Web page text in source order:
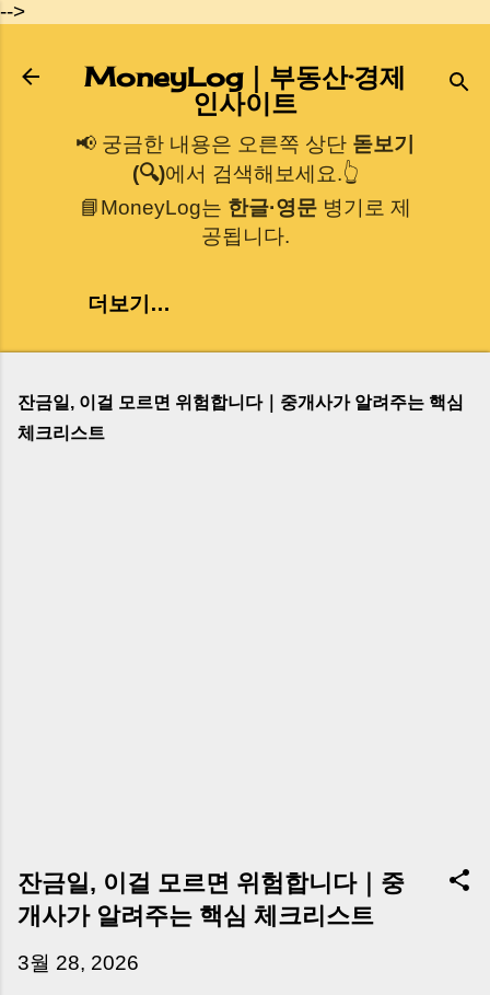
-->
기본 콘텐츠로 건너뛰기
MoneyLog｜부동산·경제
인사이트
📢 궁금한 내용은 오른쪽 상단 돋보기
(🔍)에서 검색해보세요.👆
📘MoneyLog는 한글·영문병기로 제
공됩니다.
더보기…
잔금일, 이걸 모르면 위험합니다｜중개사가 알려주는 핵심
체크리스트
잔금일, 이걸 모르면 위험합니다｜중
개사가 알려주는 핵심 체크리스트
3월 28, 2026